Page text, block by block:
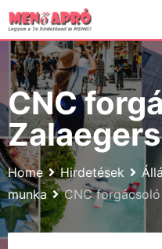
Skip
to
content
CNC
Home Hirdetések
munka
CNC